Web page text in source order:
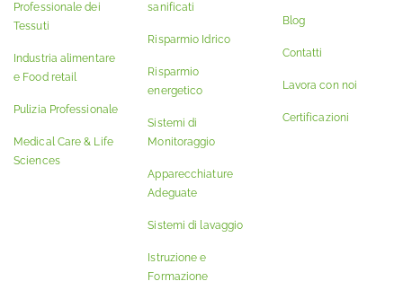
Professionale dei
Tessuti
Industria alimentare
e Food retail
Pulizia Professionale
Medical Care & Life
Sciences
sanificati
Risparmio Idrico
Risparmio
energetico
Sistemi di
Monitoraggio
Apparecchiature
Adeguate
Sistemi di lavaggio
Istruzione e
Formazione
Blog
Contatti
Lavora con noi
Certificazioni